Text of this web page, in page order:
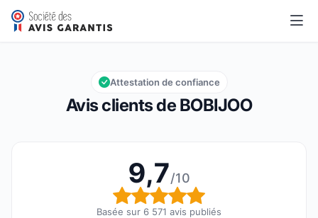
BOBIJOO
Note globale : 9,7 sur 10
9,7/10
Avis clients de BOBIJOO
Attestation de confiance
9,7/10
Note globale : 9,7 sur
Basée sur 6 571 avis publiés